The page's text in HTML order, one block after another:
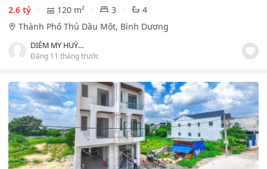
2.6 tỷ
120 m² 3
4
Thành Phố Thủ Dầu Một, Bình Dương
DIỄM MY HUỲNH
Đăng 11 tháng trước